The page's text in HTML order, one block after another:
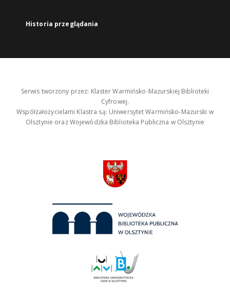
Historia przeglądania
Serwis tworzony przez: Klaster Warmińsko-Mazurskiej Biblioteki
Cyfrowej.
Współzałożycielami Klastra są: Uniwersytet Warmińsko-Mazurski w
Olsztynie oraz Wojewódzka Biblioteka Publiczna w Olsztynie